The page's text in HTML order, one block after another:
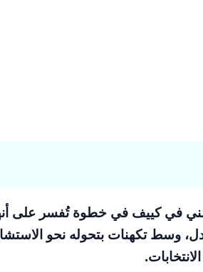
في كييف في خطوة تُفسر على
وسط تكهنات بتحوله نحو